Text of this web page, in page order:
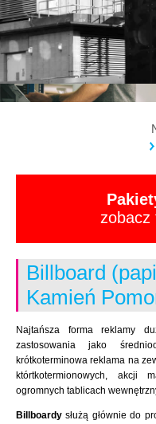
zobacz
Billboard
Kamień
Najtańsza forma reklamy
zastosowania jako
krótkoterminowa reklama na
którtkotermionowych, akcji
ogromnych tablicach
Billboardy służą głównie do